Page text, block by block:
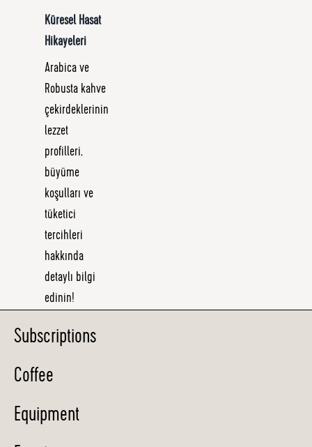
Küresel Hasat
Hikayeleri
Arabica ve
Robusta kahve
çekirdeklerinin
lezzet
profilleri,
büyüme
koşulları ve
tüketici
tercihleri
hakkında
detaylı bilgi
edinin!
Subscriptions
Coffee
Equipment